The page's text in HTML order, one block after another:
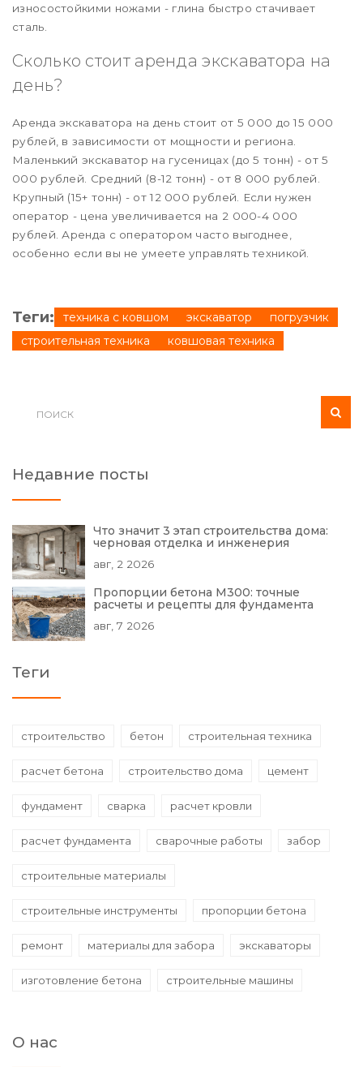
износостойкими ножами - глина быстро стачивает
сталь.
Сколько стоит аренда экскаватора на
день?
Аренда экскаватора на день стоит от 5 000 до 15 000
рублей, в зависимости от мощности и региона.
Маленький экскаватор на гусеницах (до 5 тонн) - от 5
000 рублей. Средний (8-12 тонн) - от 8 000 рублей.
Крупный (15+ тонн) - от 12 000 рублей. Если нужен
оператор - цена увеличивается на 2 000-4 000
рублей. Аренда с оператором часто выгоднее,
особенно если вы не умеете управлять техникой.
Теги: техника с ковшом экскаватор
погрузчик
строительная техника
ковшовая техника
Недавние посты
Что значит 3 этап строительства дома:
черновая отделка и инженерия
авг, 2 2026
Пропорции бетона М300: точные
расчеты и рецепты для фундамента
авг, 7 2026
Теги
строительство бетон строительная техника
расчет бетона строительство дома цемент
фундамент сварка расчет кровли
расчет фундамента сварочные работы забор
строительные материалы
строительные инструменты пропорции бетона
ремонт материалы для забора экскаваторы
изготовление бетона строительные машины
О нас